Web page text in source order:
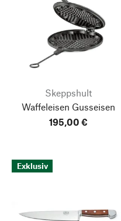
Skeppshult
Waffeleisen Gusseisen
195,00 €
Exklusiv